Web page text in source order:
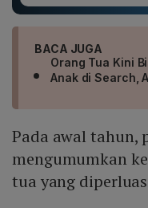
BACA JUGA
Orang Tua Kini
Anak di Search,
Pada awal tahun,
mengumumkan
tua yang